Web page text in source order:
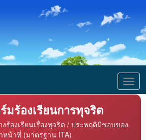
มร้องเรียนการทุจริต
ร้องเรียนเรื่องทุจริต / ประพฤติมิชอบของ
หน้าที่ (มาตรฐาน ITA)